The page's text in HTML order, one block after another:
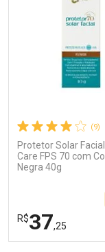
(9)
Protetor Solar
Care FPS 70 com
Negra 40g
R$37,25